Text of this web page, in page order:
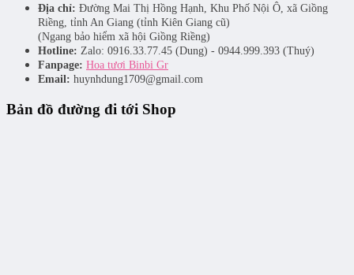
Địa chỉ: Đường Mai Thị Hồng Hạnh, Khu Phố Nội Ô, xã Giồng
Riềng, tỉnh An Giang (tỉnh Kiên Giang cũ)
(Ngang bảo hiểm xã hội Giồng Riềng)
Hotline: Zalo: 0916.33.77.45 (Dung) - 0944.999.393 (Thuý)
Fanpage: Hoa tươi Binbi Gr
Email: huynhdung1709@gmail.com
Bản đồ đường đi tới Shop